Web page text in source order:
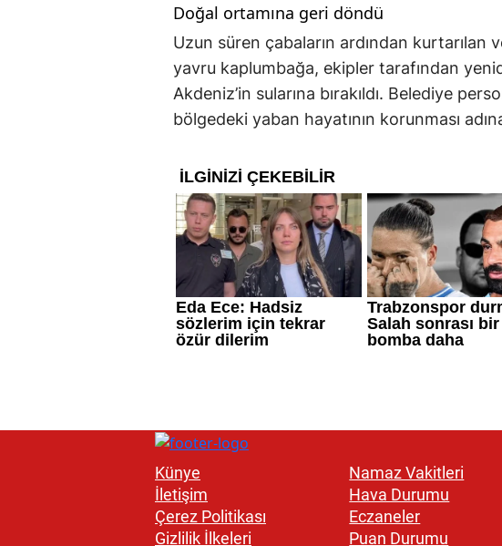
Doğal ortamına geri döndü
Uzun süren çabaların ardından kurtarılan
yavru kaplumbağa, ekipler tarafından
Akdeniz’in sularına bırakıldı. Belediye
bölgedeki yaban hayatının korunması
Künye
İletişim
Çerez Politikası
Gizlilik İlkeleri
Namaz Vakitleri
Hava Durumu
Eczaneler
Puan Durumu